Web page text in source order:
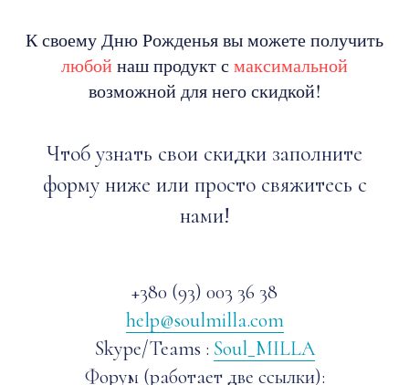
К своему Дню Рожденья вы можете получить
любой наш продукт с максимальной
возможной для него скидкой!
Чтоб узнать свои скидки заполните
форму ниже или просто свяжитесь с
нами!
+380 (93) 003 36 38
help@soulmilla.com
Skype/Teams : Soul_MILLA
Форум (работает две ссылки):